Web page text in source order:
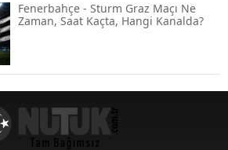
Emekli Maaşlarında Temmuz Hesabı:
Zam Oranı ve Taban Aylık İçin Yeni
Senaryolar
Fenerbahçe - Sturm Graz Maçı Ne
Zaman, Saat Kaçta, Hangi Kanalda?